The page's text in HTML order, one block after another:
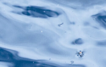
Marcella de Vries – Therapie en coaching
Daar komen waar je met je verstand niet bij kunt